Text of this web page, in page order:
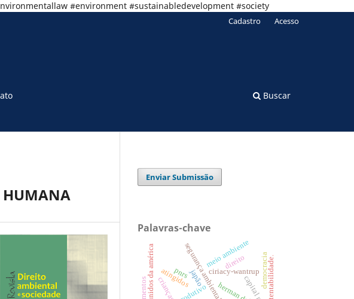
#environment #sustainabledevelopment #society
Buscar
Cadastro Acesso
HUMANA
Enviar Submissão
Palavras-chave
ciriacy-wantrup
segurança ambientalmeio ambiente
japão
atingidos
direito
pnrs sustentabilidade.
crianças democracia